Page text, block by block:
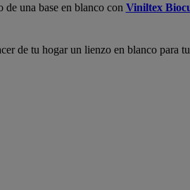
de una base en blanco con Viniltex
de tu hogar un lienzo en blanco